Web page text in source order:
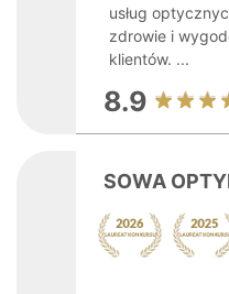
usług
zdrowie i
klientów. ...
8.9
SOWA